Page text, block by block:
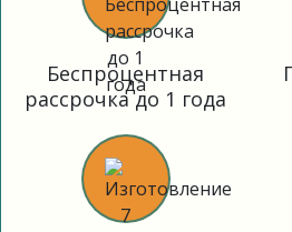
Беспроцентная
рассрочка до 1 года